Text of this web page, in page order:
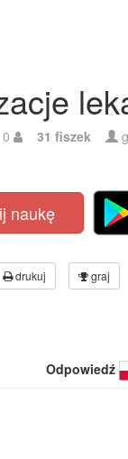
0 31 fiszek
naukę
drukuj graj
Odpowiedź